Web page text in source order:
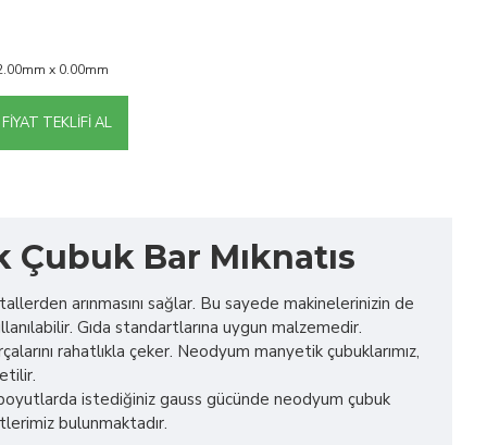
x 0.00mm
FIYAT TEKLIFI AL
Bar Mıknatıs
arınmasını sağlar. Bu sayede makinelerinizin de
Gıda standartlarına uygun malzemedir.
rahatlıkla çeker. Neodyum manyetik çubuklarımız,
istediğiniz gauss gücünde neodyum çubuk
bulunmaktadır.